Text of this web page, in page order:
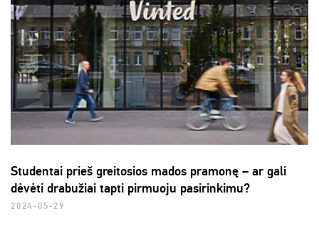
Studentai prieš greitosios mados pramonę – ar gali
dėvėti drabužiai tapti pirmuoju pasirinkimu?
2024-05-29